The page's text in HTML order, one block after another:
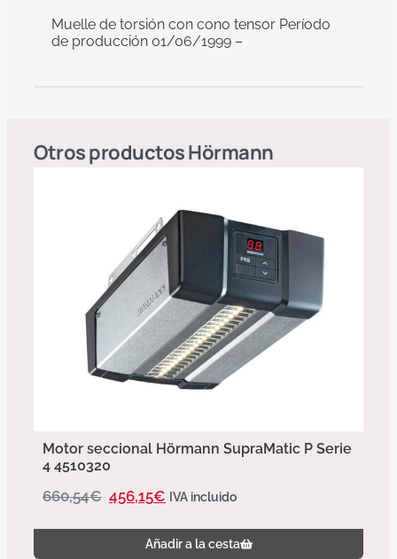
Muelle de torsión con cono tensor Período
de producción 01/06/1999 –
Otros productosHörmann
Motor seccional Hörmann SupraMatic P Serie
4 4510320
660,54€ 456,15€ IVA incluido
Añadir a la cesta